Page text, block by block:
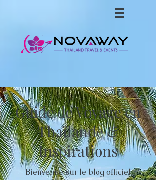
Guide de Voyage en
Thaïlande &
Inspirations
Bienvenue sur le blog officiel